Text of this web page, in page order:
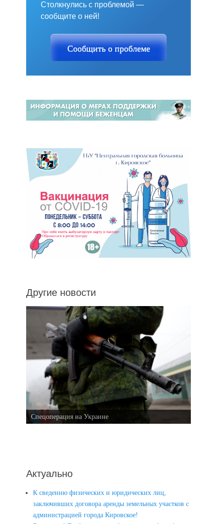
Столкнулись с проблемой —
сообщите о ней!
Сообщить о проблеме
Другие новости
Спецоперация на Украине
Актуально
К сведению физических и юридических лиц,
заключивших договора аренды земельных участков с
администрацией города Кировское!